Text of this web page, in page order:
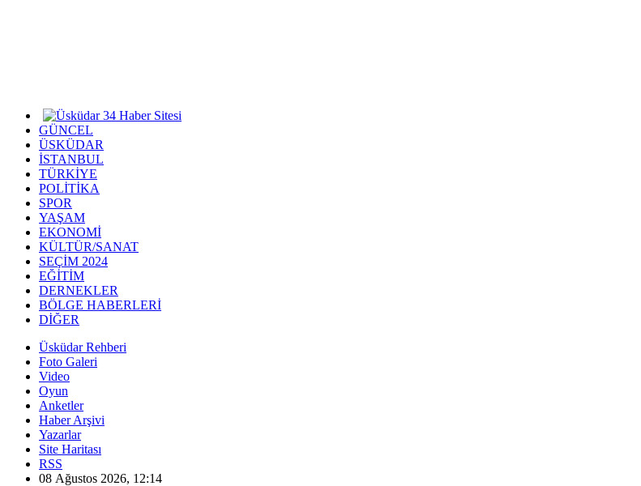
GÜNCEL
ÜSKÜDAR
İSTANBUL
TÜRKİYE
POLİTİKA
SPOR
YAŞAM
EKONOMİ
KÜLTÜR/SANAT
SEÇİM 2024
EĞİTİM
DERNEKLER
BÖLGE HABERLERİ
DİĞER
Üsküdar Rehberi
Foto Galeri
Video
Oyun
Anketler
Haber Arşivi
Yazarlar
Site Haritası
RSS
08 Ağustos 2026, 12:14